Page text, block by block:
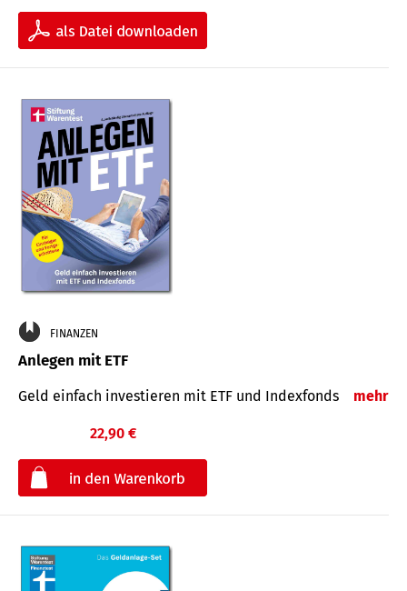
FINANZEN
Anlegen mit ETF
Geld einfach investieren mit ETF und Indexfonds mehr
22,90 €